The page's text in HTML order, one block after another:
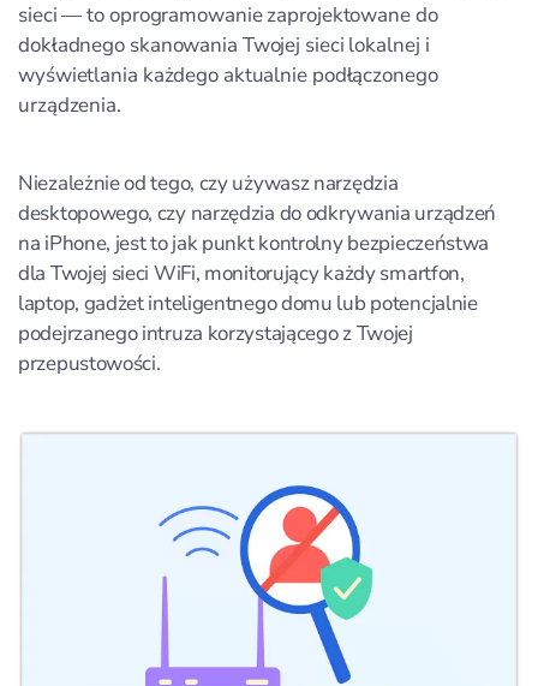
sieci — to oprogramowanie zaprojektowane do
dokładnego skanowania Twojej sieci lokalnej i
wyświetlania każdego aktualnie podłączonego
urządzenia.
Niezależnie od tego, czy używasz narzędzia
desktopowego, czy narzędzia do odkrywania urządzeń
na iPhone, jest to jak punkt kontrolny bezpieczeństwa
dla Twojej sieci WiFi, monitorujący każdy smartfon,
laptop, gadżet inteligentnego domu lub potencjalnie
podejrzanego intruza korzystającego z Twojej
przepustowości.